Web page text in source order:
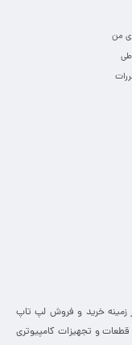
من
83 فعالیت خود را در زمینه خرید و فروش لپ تاپ
و تجهیزات کامپیوتری